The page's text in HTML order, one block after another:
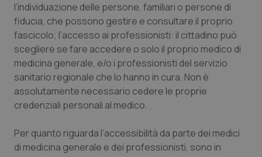
Provincia Autonoma di Trento
Puglia
Sardegna
Sicilia
Toscana
Ipertensione & Scompenso
Malattie rare
Malattia di Crohn & Rettocolite Ulcerosa
Neuroscienze & patologie neurodegenerative
Obesità
l’individuazione delle persone, familiari o persone di
fiducia, che possono gestire e consultare il proprio
fascicolo; l’accesso ai professionisti: il cittadino può
scegliere se fare accedere o solo il proprio medico di
medicina generale, e/o i professionisti del servizio
sanitario regionale che lo hanno in cura. Non è
assolutamente necessario cedere le proprie
credenziali personali al medico.
Per quanto riguarda l’accessibilità da parte dei medici
di medicina generale e dei professionisti, sono in